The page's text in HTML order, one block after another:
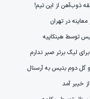
ذوب‌آهن از این تیم!
معاینه در تهران
توسط هینکاپیه
لیگ برتر صبر ندارم
گل دوم بتیس به آرسنال
خیبر آمد